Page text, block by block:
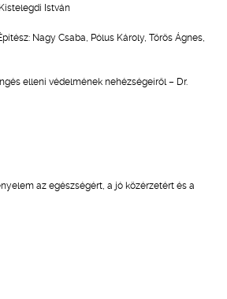
István
Nagy Csaba, Pólus Károly, Tőrös Ágnes,
elleni védelmének nehézségeiről – Dr.
az egészségért, a jó közérzetért és a